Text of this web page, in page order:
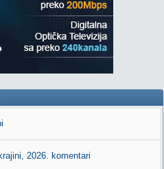
2026. komentari